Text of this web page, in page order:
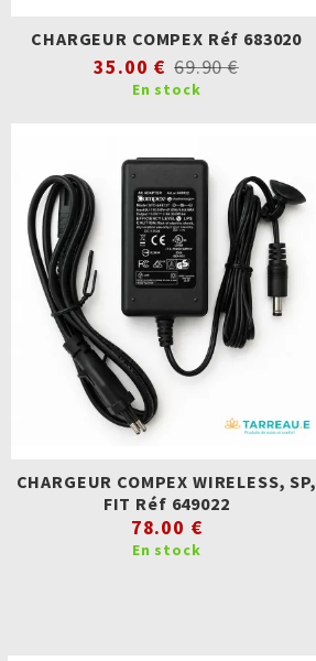
CHARGEUR COMPEX Réf 683020
35.00 € 69.90 €
En stock
CHARGEUR COMPEX WIRELESS, SP,
FIT Réf 649022
78.00 €
En stock